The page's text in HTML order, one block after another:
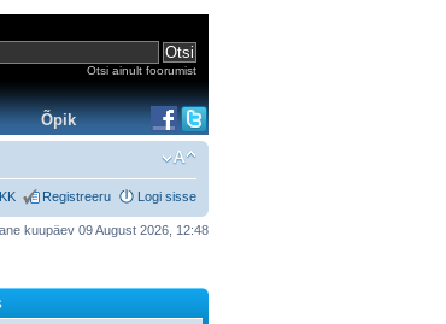
Otsi ainult foorumist
Õpik
Registreeru Logi sisse
kuupäev 09 August 2026, 12:48